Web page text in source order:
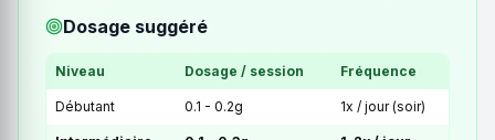
Dosage suggéré
Niveau Dosage / session Fréquence
Débutant 0.1 - 0.2g 1x / jour (soir)